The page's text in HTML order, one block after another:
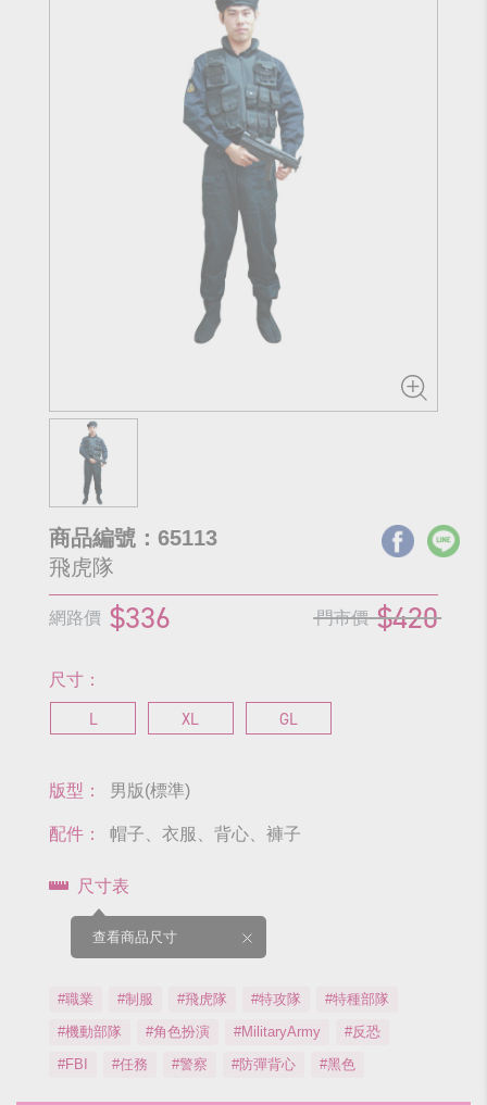
商品編號：65113
飛虎隊
網路價 $336 門市價 $420
尺寸：
L XL GL
版型： 男版(標準)
配件： 帽子、衣服、背心、褲子
尺寸表
查看商品尺寸
#職業 #制服 #飛虎隊 #特攻隊
#特種部隊
#機動部隊
#角色扮演 #MilitaryArmy
#反恐
#FBI
#任務 #警察 #防彈背心 #黑色